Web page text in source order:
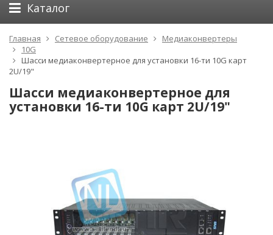
Каталог
Главная Сетевое оборудование
Медиаконвертеры
10G
Шасси медиаконвертерное для установки 16-ти 10G карт
2U/19"
Шасси медиаконвертерное для
установки 16-ти 10G карт 2U/19"